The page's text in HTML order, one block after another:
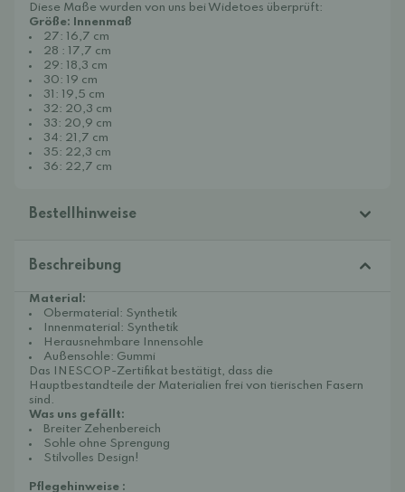
Diese Maße wurden von uns bei Widetoes überprüft:
Größe: Innenmaß
27: 16,7 cm
28 : 17,7 cm
29: 18,3 cm
30: 19 cm
31: 19,5 cm
32: 20,3 cm
33: 20,9 cm
34: 21,7 cm
35: 22,3 cm
36: 22,7 cm
Bestellhinweise
Beschreibung
Material:
Obermaterial: Synthetik
Innenmaterial: Synthetik
Herausnehmbare Innensohle
Außensohle: Gummi
Das INESCOP-Zertifikat bestätigt, dass die
Hauptbestandteile der Materialien frei von tierischen Fasern
sind.
Was uns gefällt:
Breiter Zehenbereich
Sohle ohne Sprengung
Stilvolles Design!
Pflegehinweise :